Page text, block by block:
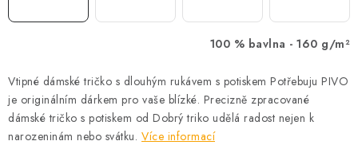
100 % bavlna - 160 g/m²
Vtipné dámské tričko s dlouhým rukávem s potiskem Potřebuju PIVO
je originálním dárkem pro vaše blízké. Precizně zpracované
dámské tričko s potiskem od Dobrý triko udělá radost nejen k
narozeninám nebo svátku. Více informací